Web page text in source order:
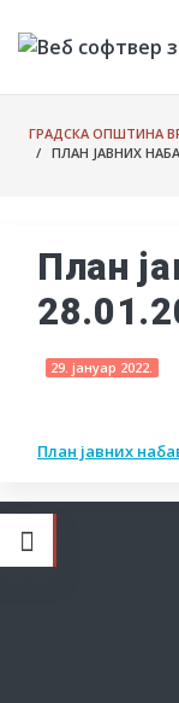
ГРАДСКА ОПШТИНА
/ ПЛАН ЈАВНИХ
План
29. јануар 2022.
План јавних